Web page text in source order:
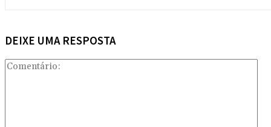
DEIXE UMA RESPOSTA